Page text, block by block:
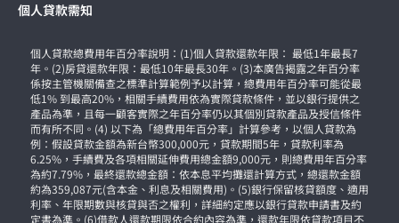
個人貸款需知
個人貸款總費用年百分率說明：(1)個人貸款還款年限： 最低1年最長7
年。(2)房貸還款年限：最低10年最長30年。(3)本廣告揭露之年百分率
係按主管機關備查之標準計算範例予以計算，總費用年百分率可能從最
低1% 到最高20%，相關手續費用依為實際貸款條件，並以銀行提供之
產品為準，且每一顧客實際之年百分率仍以其個別貸款產品及授信條件
而有所不同。(4) 以下為「總費用年百分率」計算參考，以個人貸款為
例：假設貸款金額為新台幣300,000元，貸款期間5年，貸款利率為
6.25%，手續費及各項相關延伸費用總金額9,000元，則總費用年百分率
為約7.79%，最終還款總金額：依本息平均攤還計算方式，總還款金額
約為359,087元(含本金、利息及相關費用)。(5)銀行保留核貸額度、適用
利率、年限期數與核貸與否之權利，詳細約定應以銀行貸款申請書及約
定書為準。(6)借款人還款期限依合約內容為準，還款年限依貸款項目不